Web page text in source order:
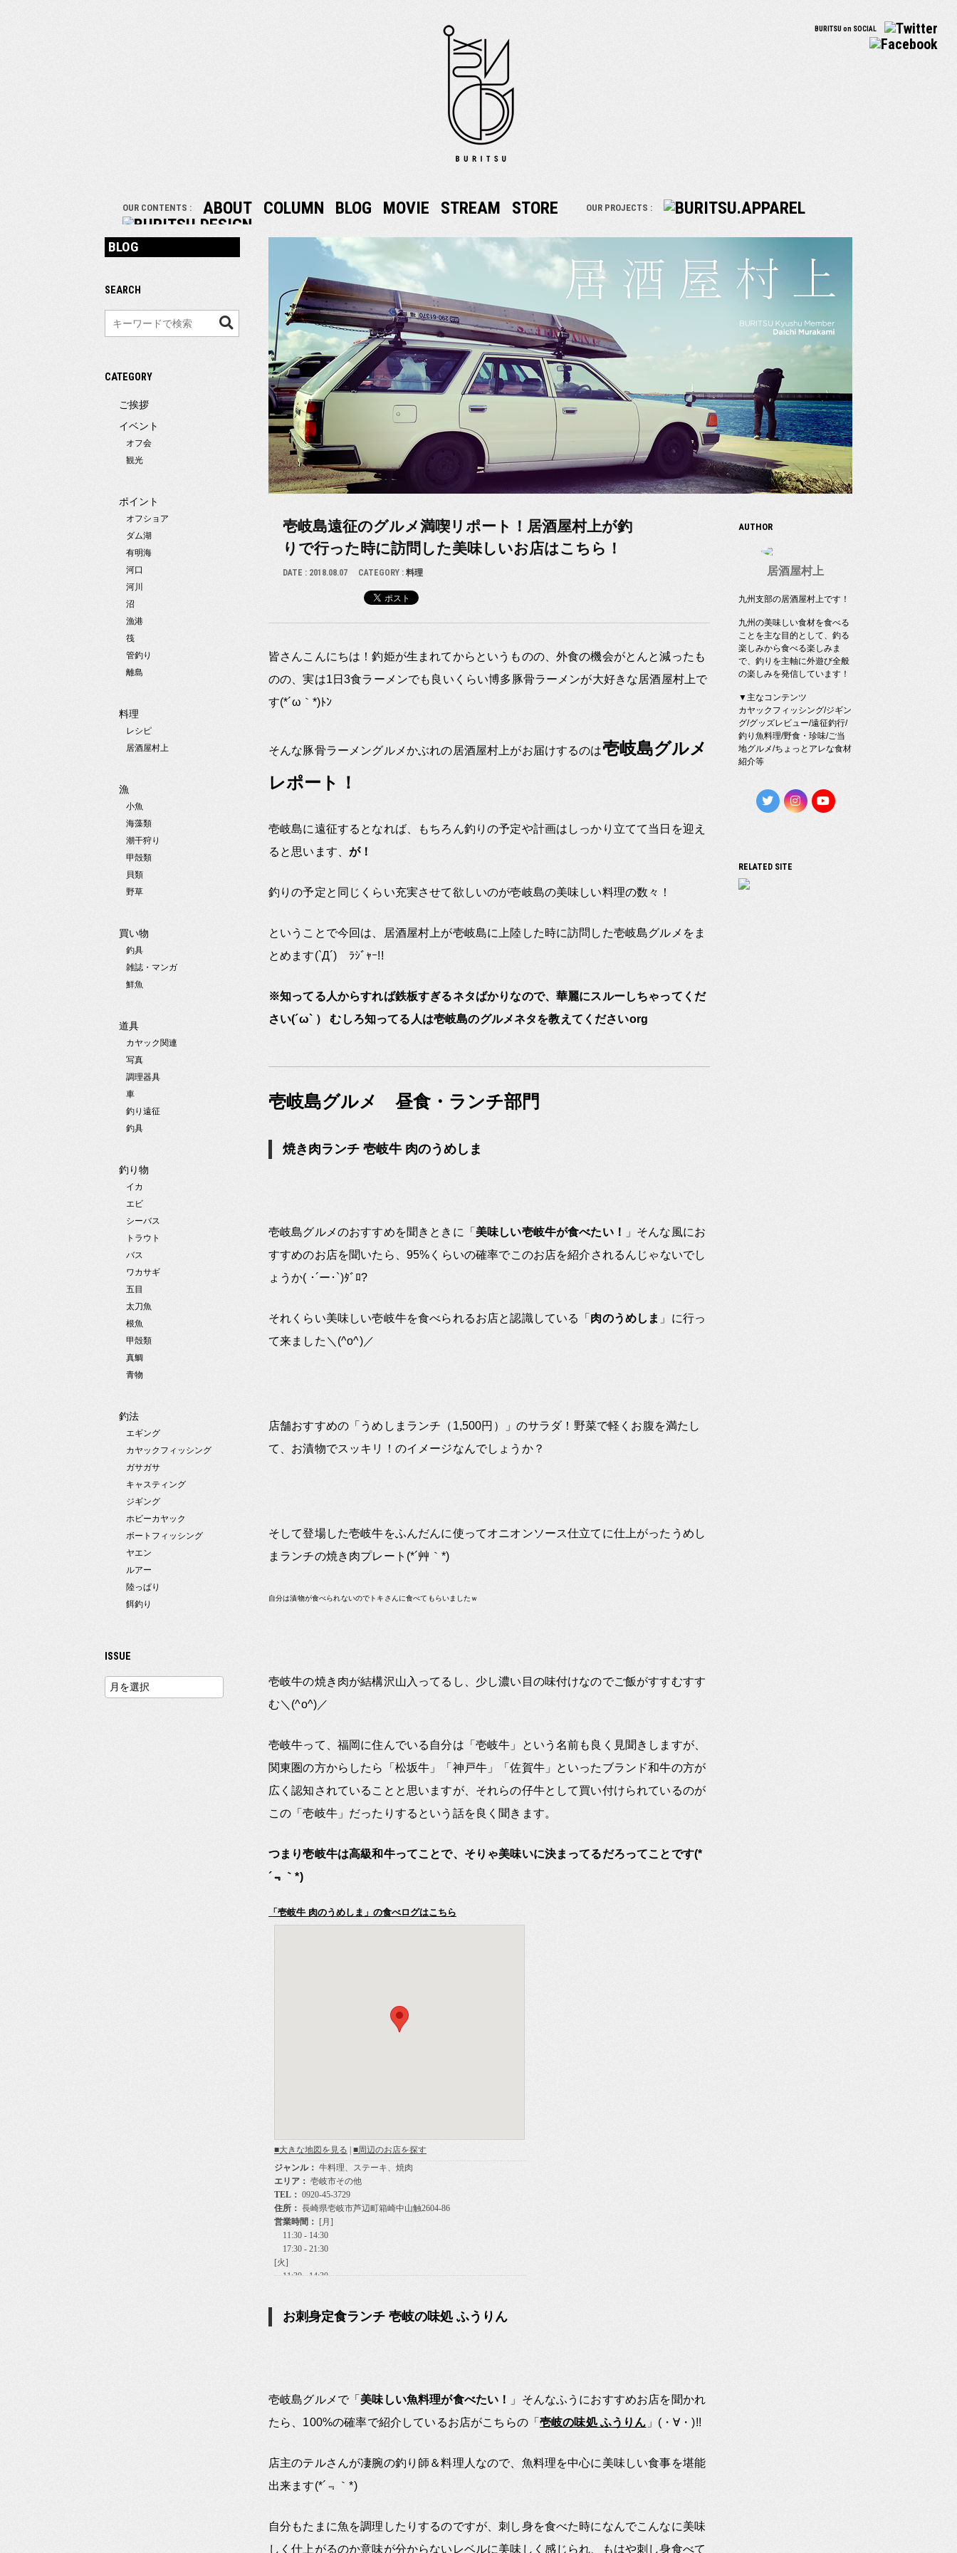
BURITSU on SOCIAL
OUR CONTENTS : ABOUT COLUMN BLOG MOVIE STREAM STORE OUR PROJECTS :
AUTHOR
居酒屋村上
九州支部の居酒屋村上です！
九州の美味しい食材を食べる
ことを主な目的として、釣る
楽しみから食べる楽しみま
で、釣りを主軸に外遊び全般
の楽しみを発信しています！
▼主なコンテンツ
カヤックフィッシング/ジギン
グ/グッズレビュー/遠征釣行/
釣り魚料理/野食・珍味/ご当
地グルメ/ちょっとアレな食材
紹介等
RELATED SITE
壱岐島遠征のグルメ満喫リポート！居酒屋村上が釣
りで行った時に訪問した美味しいお店はこちら！
DATE : 2018.08.07 CATEGORY : 料理
皆さんこんにちは！釣姫が生まれてからというものの、外食の機会がとんと減ったも
のの、実は1日3食ラーメンでも良いくらい博多豚骨ラーメンが大好きな居酒屋村上で
す(*´ω｀*)ﾄﾝ
そんな豚骨ラーメングルメかぶれの居酒屋村上がお届けするのは壱岐島グルメ
レポート！
壱岐島に遠征するとなれば、もちろん釣りの予定や計画はしっかり立てて当日を迎え
ると思います、が！
釣りの予定と同じくらい充実させて欲しいのが壱岐島の美味しい料理の数々！
ということで今回は、居酒屋村上が壱岐島に上陸した時に訪問した壱岐島グルメをま
とめます(`Д´)ゞﾗｼﾞｬｰ!!
※知ってる人からすれば鉄板すぎるネタばかりなので、華麗にスルーしちゃってくだ
さい(´ω` ） むしろ知ってる人は壱岐島のグルメネタを教えてくださいorg
壱岐島グルメ 昼食・ランチ部門
焼き肉ランチ 壱岐牛 肉のうめしま
壱岐島グルメのおすすめを聞きときに「 美味しい壱岐牛が食べたい！
」そんな風にお
すすめのお店を聞いたら、95%くらいの確率でこのお店を紹介されるんじゃないでし
ょうか( ･´ー･`)ﾀﾞﾛ?
それくらい美味しい壱岐牛を食べられるお店と認識している「 肉のうめしま 」に行っ
て来ました＼(^o^)／
店舗おすすめの「うめしまランチ（1,500円）」のサラダ！野菜で軽くお腹を満たし
て、お漬物でスッキリ！のイメージなんでしょうか？
そして登場した壱岐牛をふんだんに使ってオニオンソース仕立てに仕上がったうめし
まランチの焼き肉プレート(*´艸｀*)
自分は漬物が食べられないのでトキさんに食べてもらいましたｗ
壱岐牛の焼き肉が結構沢山入ってるし、少し濃い目の味付けなのでご飯がすすむすす
む＼(^o^)／
壱岐牛って、福岡に住んでいる自分は「壱岐牛」という名前も良く見聞きしますが、
関東圏の方からしたら「松坂牛」「神戸牛」「佐賀牛」といったブランド和牛の方が
広く認知されていることと思いますが、それらの仔牛として買い付けられているのが
この「壱岐牛」だったりするという話を良く聞きます。
つまり壱岐牛は高級和牛ってことで、そりゃ美味いに決まってるだろってことです(*
´﹃｀*)
「壱岐牛 肉のうめしま」の食べログはこちら
お刺身定食ランチ 壱岐の味処 ふうりん
壱岐島グルメで「美味しい魚料理が食べたい！
」そんなふうにおすすめお店を聞かれ
たら、100%の確率で紹介しているお店がこちらの「 壱岐の味処 ふうりん 」(・∀・)!!
店主のテルさんが凄腕の釣り師＆料理人なので、魚料理を中心に美味しい食事を堪能
出来ます(*´﹃｀*)
自分もたまに魚を調理したりするのですが、刺し身を食べた時になんでこんなに美味
しく仕上がるのか意味が分からないレベルに美味しく感じられ、もはや刺し身食べて
BLOG
SEARCH
CATEGORY
ご挨拶
イベント
オフ会
観光
ポイント
オフショア
ダム湖
有明海
河口
河川
沼
漁港
筏
管釣り
離島
料理
レシピ
居酒屋村上
漁
小魚
海藻類
潮干狩り
甲殻類
貝類
野草
買い物
釣具
雑誌・マンガ
鮮魚
道具
カヤック関連
写真
調理器具
車
釣り遠征
釣具
釣り物
イカ
エビ
シーバス
トラウト
バス
ワカサギ
五目
太刀魚
根魚
甲殻類
真鯛
青物
釣法
エギング
カヤックフィッシング
ガサガサ
キャスティング
ジギング
ホビーカヤック
ボートフィッシング
ヤエン
ルアー
陸っぱり
餌釣り
ISSUE